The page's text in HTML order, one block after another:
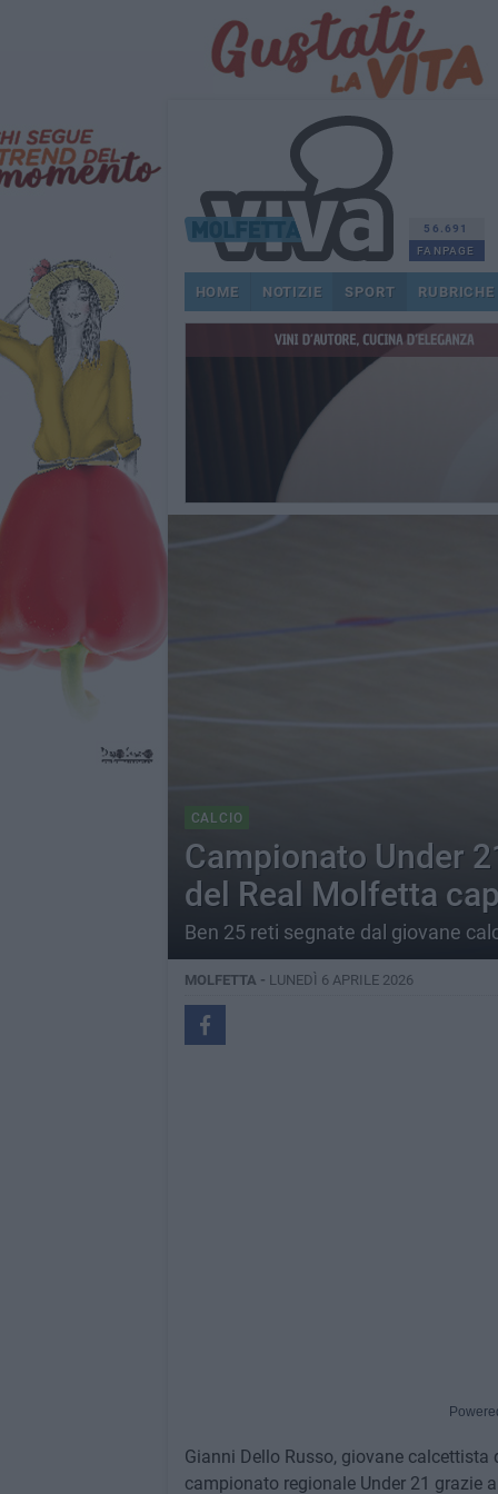
56.691
FANPAGE
HOME NOTIZIE SPORT RUBRICHE
CALCIO
Campionato Under
del Real Molfetta
Ben 25 reti segnate dal giovane
MOLFETTA - LUNEDÌ 6 APRILE 2026
Gianni Dello Russo, giovane
campionato regionale Under 21 grazie